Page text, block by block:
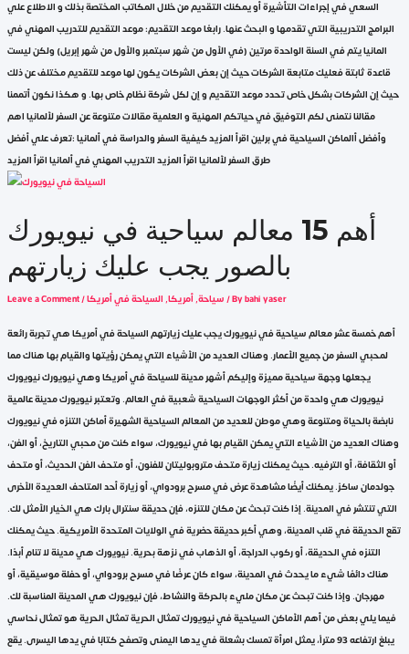
السعي في إجراءات التأشيرة أو يمكنك التقديم من خلال المكاتب المختصة بذلك و الاطلاع علي
البرامج التدريبية التي تقدمها و البحث عنها. رابعًا موعد التقديم: موعد التقديم للتدريب المهني في
المانيا يتم في السنة الواحدة مرتين (في الأول من شهر سبتمبر والأول من شهر إبريل) ولكن ليست
قاعدة ثابتة فعليك متابعة الشركات حيث إن بعض الشركات يكون لها موعد للتقديم مختلف عن ذلك
حيث إن الشركات بشكل خاص تحدد موعد التقديم و إن لكل شركة نظام خاص بها. و هكذا نكون أتممنا
مقالنا نتمنى لكم التوفيق في حياتكم المهنية و العلمية مقالات متنوعة عن السفر لألمانيا اهم
وأفضل أالماكن السياحية في برلين اقرأ المزيد كيفية السفر والدراسة في ألمانيا :تعرف علي أفضل
طرق السفر لألمانيا اقرأ المزيد التدريب المهني في ألمانيا اقرأ المزيد
أهم 15 معالم سياحية في نيويورك
بالصور يجب عليك زيارتهم
Leave a Comment/ سياحة,أمريكا,السياحة في أمريكا / Bybahi yaser
أهم خمسة عشر معالم سياحية في نيويورك يجب عليك زيارتهم السياحة في أمريكا هي تجربة رائعة
لمحبي السفر من جميع الأعمار. وهناك العديد من الأشياء التي يمكن رؤيتها والقيام بها هناك مما
يجعلها وجهة سياحية مميزة وإليكم أشهر مدينة للسياحة في أمريكا وهي نيويورك نيويورك
نيويورك هي واحدة من أكثر الوجهات السياحية شعبية في العالم. وتعتبر نيويورك مدينة عالمية
نابضة بالحياة ومتنوعة وهي موطن للعديد من المعالم السياحية الشهيرة أماكن التنزه في نيويورك
وهناك العديد من الأشياء التي يمكن القيام بها في نيويورك، سواء كنت من محبي التاريخ، أو الفن،
أو الثقافة، أو الترفيه. حيث يمكنك زيارة متحف متروبوليتان للفنون، أو متحف الفن الحديث، أو متحف
جولدمان ساكز. يمكنك أيضًا مشاهدة عرض في مسرح برودواي، أو زيارة أحد المتاحف العديدة الأخرى
التي تنتشر في المدينة. إذا كنت تبحث عن مكان للتنزه، فإن حديقة سنترال بارك هي الخيار الأمثل لك.
تقع الحديقة في قلب المدينة، وهي أكبر حديقة حضرية في الولايات المتحدة الأمريكية. حيث يمكنك
التنزه في الحديقة، أو ركوب الدراجة، أو الذهاب في نزهة بحرية. نيويورك هي مدينة لا تنام أبدًا.
هناك دائمًا شيء ما يحدث في المدينة، سواء كان عرضًا في مسرح برودواي، أو حفلة موسيقية، أو
مهرجان. وإذا كنت تبحث عن مكان مليء بالحركة والنشاط، فإن نيويورك هي المدينة المناسبة لك.
فيما يلي بعض من أهم الأماكن السياحية في نيويورك تمثال الحرية تمثال الحرية هو تمثال نحاسي
يبلغ ارتفاعه 93 متراً، يمثل امرأة تمسك بشعلة في يدها اليمنى وتصفح كتابًا في يدها اليسرى. يقع